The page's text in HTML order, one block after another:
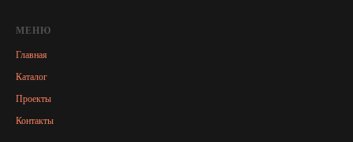
МЕНЮ
Главная
Каталог
Проекты
Контакты